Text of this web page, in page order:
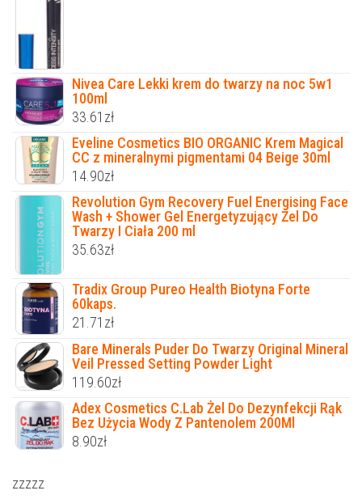
Nivea Care Lekki krem do twarzy na noc 5w1
100ml
33.61 zł
Eveline Cosmetics BIO ORGANIC Krem Magical
CC z mineralnymi pigmentami 04 Beige 30ml
14.90zł
Revolution Gym Recovery Fuel Energising Face
Wash + Shower Gel Energetyzujący Żel Do
Twarzy I Ciała 200 ml
35.63zł
Tradix Group Pureo Health Biotyna Forte
60kaps.
21.71 zł
Bare Minerals Puder Do Twarzy Original Mineral
Veil Pressed Setting Powder Light
119.60zł
Adex Cosmetics C.Lab Żel Do Dezynfekcji Rąk
Bez Użycia Wody Z Pantenolem 200Ml
8.90zł
zzzzz